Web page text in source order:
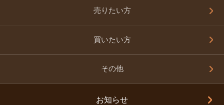
売りたい方
買いたい方
その他
お知らせ